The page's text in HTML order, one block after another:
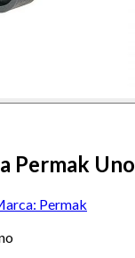
Permak Uno
Permak